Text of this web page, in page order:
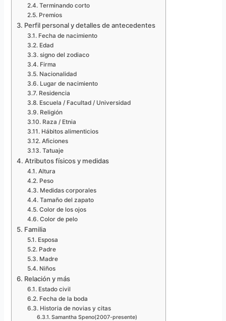
Terminando corto
Premios
Perfil personal y detalles de antecedentes
Fecha de nacimiento
Edad
signo del zodiaco
Firma
Nacionalidad
Lugar de nacimiento
Residencia
Escuela / Facultad / Universidad
Religión
Raza / Etnia
Hábitos alimenticios
Aficiones
Tatuaje
Atributos físicos y medidas
Altura
Peso
Medidas corporales
Tamaño del zapato
Color de los ojos
Color de pelo
Familia
Esposa
Padre
Madre
Niños
Relación y más
Estado civil
Fecha de la boda
Historia de novias y citas
Samantha Speno(2007-presente)